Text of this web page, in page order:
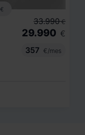
€
33.990 €
29.990 €
357
€/mes